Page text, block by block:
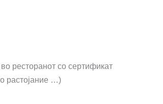
ресторанот со сертификат
растојание …)